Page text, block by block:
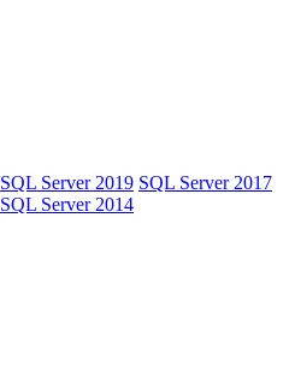
SQL Server 2019 SQL Server 2017
SQL Server 2014